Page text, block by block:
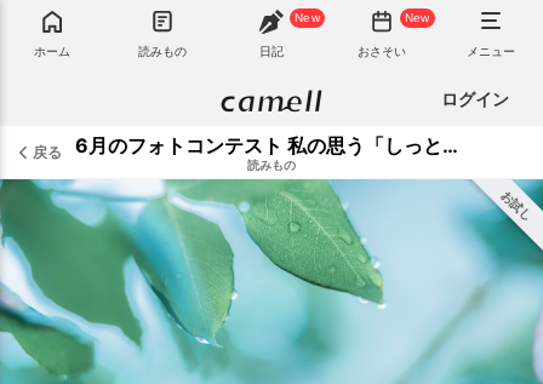
ホーム 読みもの
New
日記
New
おさそい メニュー
ログイン
戻る 6月のフォトコンテスト 私の思う「しっとり」写真
読みもの
お試し